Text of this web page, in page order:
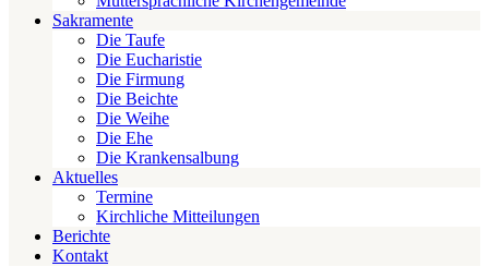
Sakramente
Die Taufe
Die Eucharistie
Die Firmung
Die Beichte
Die Weihe
Die Ehe
Die Krankensalbung
Aktuelles
Termine
Kirchliche Mitteilungen
Berichte
Kontakt